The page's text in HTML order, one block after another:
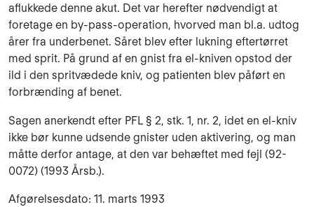
aflukkede denne akut. Det var herefter nød­ven­digt at
foretage en by-pass-ope­ration, hvor­ved man bl.a. udtog
årer fra un­derbenet. Såret blev efter lukning eftertørret
med sprit. På grund af en gnist fra el-kni­ven opstod der
ild i den spritvæde­de kniv, og pa­tienten blev påført en
forbrænding af benet.
Sagen anerkendt efter PFL § 2, stk. 1, nr. 2, idet en el-kniv
ik­ke bør kunne udsende gnister uden ak­tivering, og man
måtte derfor antage, at den var behæftet med fejl (92-
0072) (1993 Årsb.).
Afgørelsesdato: 11. marts 1993